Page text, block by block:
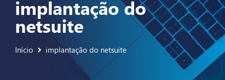
implantação do
netsuite
Início implantação do netsuite